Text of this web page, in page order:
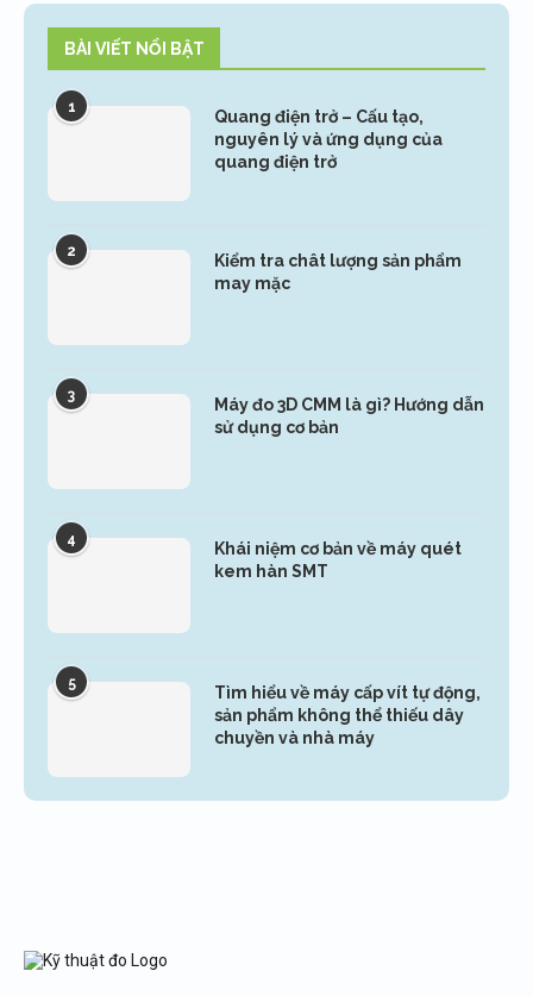
BÀI VIẾT NỔI BẬT
1
Quang điện trở – Cấu tạo,
nguyên lý và ứng dụng của
quang điện trở
2
Kiểm tra chât lượng sản phẩm
may mặc
3
Máy đo 3D CMM là gì? Hướng dẫn
sử dụng cơ bản
4
Khái niệm cơ bản về máy quét
kem hàn SMT
5
Tìm hiểu về máy cấp vít tự động,
sản phẩm không thể thiếu dây
chuyền và nhà máy